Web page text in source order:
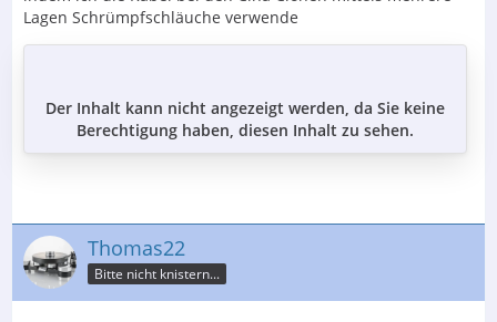
Lagen Schrümpfschläuche verwende
Der Inhalt kann nicht angezeigt werden, da Sie keine
Berechtigung haben, diesen Inhalt zu sehen.
Thomas22
Bitte nicht knistern...